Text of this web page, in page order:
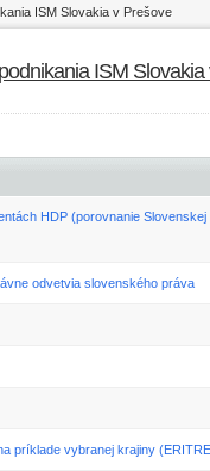
ISM Slovakia v Prešove
ISM
HDP (porovnanie Slovenskej
odvetvia slovenského práva
príklade vybranej krajiny